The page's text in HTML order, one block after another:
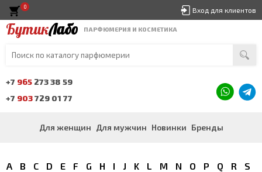
Вход для клиентов
БутикЛабо ПАРФЮМЕРИЯ И КОСМЕТИКА
+7 965 273 38 59
+7 903729 01 77
Для женщин Для мужчин Новинки Бренды
0
A B C D E F G H I J K L M N O P Q R
S